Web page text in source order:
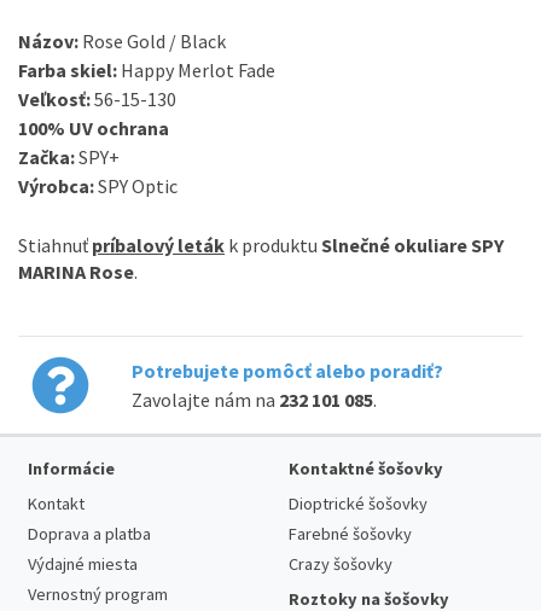
Názov: Rose Gold / Black
Farba skiel: Happy Merlot Fade
Veľkosť:56-15-130
100% UV ochrana
Začka:SPY+
Výrobca:SPYOptic
Stiahnuť príbalový leták k produktu Slnečné okuliare SPY
MARINA Rose.
Potrebujete pomôcť alebo poradiť?
Zavolajte nám na 232 101 085.
Informácie
Kontakt
Doprava a platba
Výdajné miesta
Vernostný program
Kontaktné šošovky
Dioptrické šošovky
Farebné šošovky
Crazy šošovky
Roztoky na šošovky